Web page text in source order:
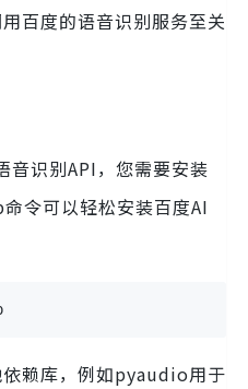
百度的语音识别服务至关
识别API，您需要安装
令可以轻松安装百度AI
赖库，例如pyaudio用于